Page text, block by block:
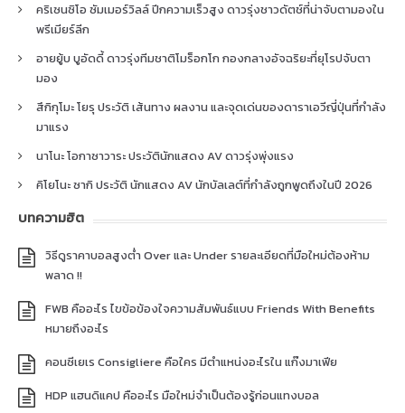
คริเซนซิโอ ซัมเมอร์วิลล์ ปีกความเร็วสูง ดาวรุ่งชาวดัตช์ที่น่าจับตามองใน
พรีเมียร์ลีก
อายยู้บ บูอัดดี้ ดาวรุ่งทีมชาติโมร็อกโก กองกลางอัจฉริยะที่ยุโรปจับตา
มอง
สึกิกุโมะ โยรุ ประวัติ เส้นทาง ผลงาน และจุดเด่นของดาราเอวีญี่ปุ่นที่กำลัง
มาแรง
นาโนะ โอกาซาวาระ ประวัตินักแสดง AV ดาวรุ่งพุ่งแรง
คิโยโนะ ซากิ ประวัติ นักแสดง AV นักบัลเลต์ที่กำลังถูกพูดถึงในปี 2026
บทความฮิต
วิธีดูราคาบอลสูงต่ำ Over และ Under รายละเอียดที่มือใหม่ต้องห้าม
พลาด !!
FWB คืออะไร ไขข้อข้องใจความสัมพันธ์แบบ Friends With Benefits
หมายถึงอะไร
คอนซีเยเร Consigliere คือใคร มีตำแหน่งอะไรใน แก๊งมาเฟีย
HDP แฮนดิแคป คืออะไร มือใหม่จำเป็นต้องรู้ก่อนแทงบอล